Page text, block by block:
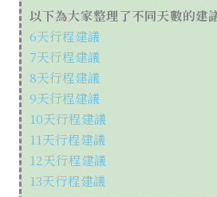
以下為大家整理了不同天數的建
6天行程建議
7天行程建議
8天行程建議
9天行程建議
10天行程建議
11天行程建議
12天行程建議
13天行程建議